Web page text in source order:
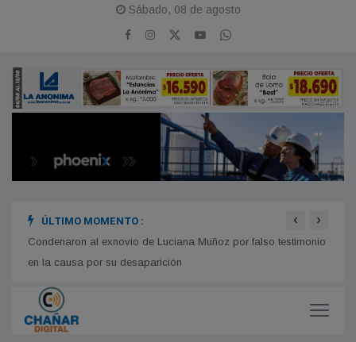
Sábado, 08 de agosto
ÚLTIMO MOMENTO :
Comienza a normalizarse el acceso a Añelo, pero persisten
complicaciones en las rutas de Vaca Muerta
‹ ›